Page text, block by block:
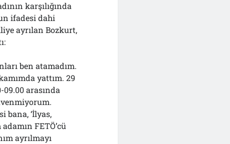
karşılığında
ifadesi dahi
ayrılan Bozkurt,
ben atamadım.
yattım. 29
arasında
bana, ‘İlyas,
FETÖ’cü
ayrılmayı